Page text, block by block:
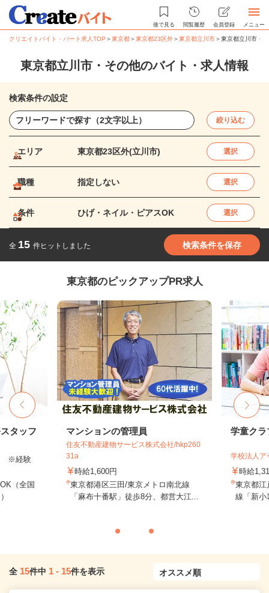
後で見る 閲覧履歴 会員登録 メニュー
クリエイトバイト・パート求人TOP ＞東京都＞東京都23区外＞東京都立川市＞東京都立川市・
東京都立川市・その他のバイト・求人情報
検索条件の設定
絞り込む
エリア 東京都23区外(立川市) 選択
職種 指定しない 選択
条件 ひげ・ネイル・ピアスOK 選択
全 15 件ヒットしました 検索条件を保存
東京都のピックアップPR求人
タッフ
※経験
（全国
マンションの管理員
住友不動産建物サービス株式会社/hkp260
31a
時給1,600円
東京都港区三田/東京メトロ南北線
「麻布十番駅」徒歩8分、都営大江...
学童クラ
学校法人
時給
東京都江
線「新小
全 15件中 1 - 15件を表示